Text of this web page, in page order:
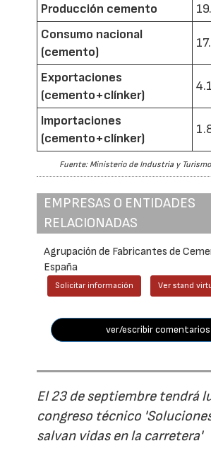
Producción cemento
Consumo nacional
(cemento)
Exportaciones
(cemento+clínker)
Importaciones
(cemento+clínker)
Fuente: Ministerio de Industria y
EMPRESAS O ENTIDADES
RELACIONADAS
Agrupación de Fabricantes de
España
Solicitar información Ver stand
ver/escribir comentarios
El 23 de septiembre tendrá
congreso técnico
salvan vidas en la carretera'